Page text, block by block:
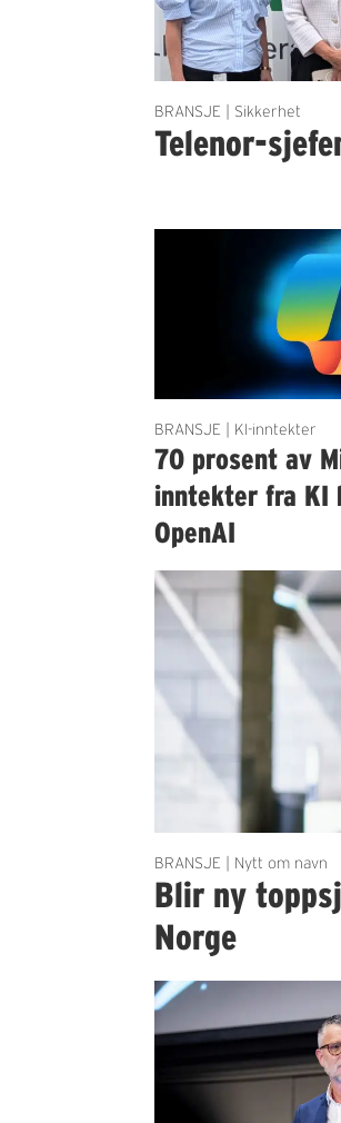
BRANSJE | Sikkerhet
Telenor-
BRANSJE | KI-inntekter
70 prosent av
inntekter fra KI
OpenAI
BRANSJE | Nytt om navn
Blir ny
Norge